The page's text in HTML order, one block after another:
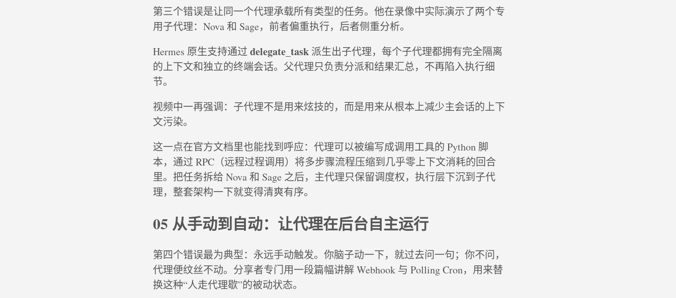
第三个错误是让同一个代理承载所有类型的任务。他在录像中实际演示了两个专
用子代理：Nova 和 Sage，前者偏重执行，后者侧重分析。
Hermes 原生支持通过 delegate_task 派生出子代理，每个子代理都拥有完全隔离
的上下文和独立的终端会话。父代理只负责分派和结果汇总，不再陷入执行细
节。
视频中一再强调：子代理不是用来炫技的，而是用来从根本上减少主会话的上下
文污染。
这一点在官方文档里也能找到呼应：代理可以被编写成调用工具的 Python 脚
本，通过 RPC（远程过程调用）将多步骤流程压缩到几乎零上下文消耗的回合
里。把任务拆给 Nova 和 Sage 之后，主代理只保留调度权，执行层下沉到子代
理，整套架构一下就变得清爽有序。
05 从手动到自动：让代理在后台自主运行
第四个错误最为典型：永远手动触发。你脑子动一下，就过去问一句；你不问，
代理便纹丝不动。分享者专门用一段篇幅讲解 Webhook 与 Polling Cron，用来替
换这种“人走代理歇”的被动状态。